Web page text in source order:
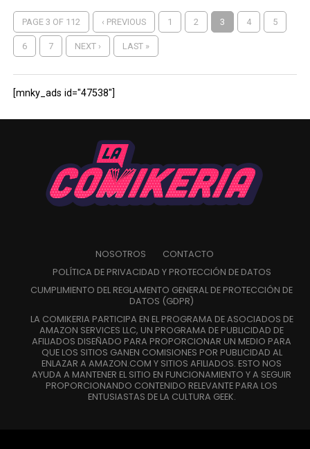
PAGE 3 OF 112 ‹ PREVIOUS 1 2 3 4 5
6 7 NEXT › LAST »
[mnky_ads id="47538"]
NOSOTROS
CONTACTO
POLÍTICA DE PRIVACIDAD Y PROTECCIÓN DE DATOS
CUMPLIMIENTO DEL REGLAMENTO GENERAL DE PROTECCIÓN DE
DATOS (GDPR)
LA COMIKERIA PARTICIPA EN EL PROGRAMA DE ASOCIADOS DE
AMAZON SERVICES LLC, UN PROGRAMA DE PUBLICIDAD DE
AFILIADOS DISEÑADO PARA PROPORCIONAR UN MEDIO PARA
QUE LOS SITIOS GANEN COMISIONES POR PUBLICIDAD AL
ENLAZAR A AMAZON.COM Y SITIOS AFILIADOS. ESTO NOS
AYUDA A MANTENER EL SITIO EN FUNCIONAMIENTO Y A SEGUIR
PROPORCIONANDO CONTENIDO RELEVANTE PARA LOS
ENTUSIASTAS DE LA CULTURA GEEK.